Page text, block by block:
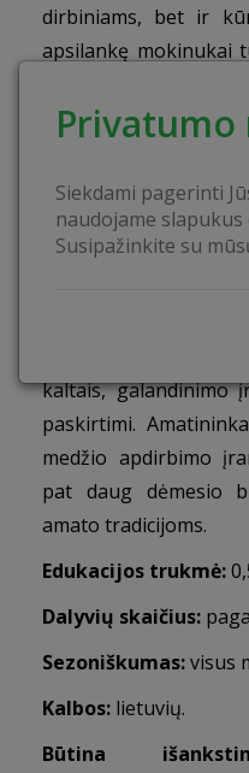
Siekdami pagerinti
naudojame slapukus
Susipažinkite su
dirbiniams, bet ir
apsilankę mokinukai
nugrimzti į širdžiai
Supažindinti su
įrankiais, pristatyti
įrankiais – kirviais,
kaltais, galandinimo
paskirtimi.
medžio apdirbimo
pat daug dėmesio
amato tradicijoms.
Edukacijos trukmė:
Dalyvių skaičius:
Sezoniškumas:visus
Kalbos: lietuvių.
Būtina